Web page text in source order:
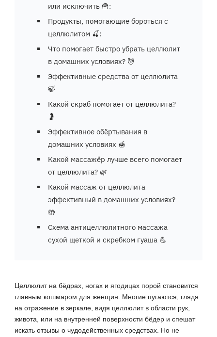
или исключить 🍟:
Продукты, помогающие бороться с
целлюлитом 🍒:
Что помогает быстро убрать целлюлит
в домашних условиях? 💆
Эффективные средства от целлюлита
🍃
Какой скраб помогает от целлюлита?
🤰
Эффективное обёртывания в
домашних условиях 🍯
Какой массажёр лучше всего помогает
от целлюлита? 🌿
Какой массаж от целлюлита
эффективный в домашних условиях?
🤲
Схема антицеллюлитного массажа
сухой щеткой и скребком гуаша 💪
Целлюлит на бёдрах, ногах и ягодицах порой становится
главным кошмаром для женщин. Многие пугаются, глядя
на отражение в зеркале, видя целлюлит в области рук,
живота, или на внутренней поверхности бёдер и спешат
искать отзывы о чудодейственных средствах. Но не